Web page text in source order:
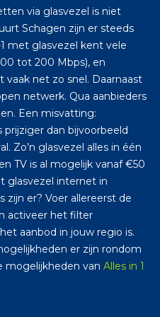
via glasvezel is niet
Schagen zijn er steeds
met glasvezel kent vele
tot 200 Mbps), en
vaak net zo snel. Daarnaast
netwerk. Qua aanbieders
Een misvatting:
dan bijvoorbeeld
Zo’n glasvezel alles in één
TV is al mogelijk vanaf €50
glasvezel internet in
zijn er? Voer allereerst de
activeer het filter
aanbod in jouw regio is.
er zijn rondom
mogelijkheden van Alles in 1